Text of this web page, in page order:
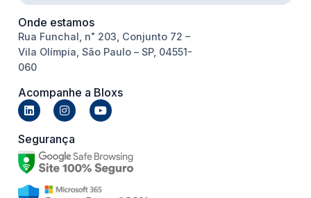
Onde estamos
Rua Funchal, n˚ 203, Conjunto 72 –
Vila Olímpia, São Paulo – SP, 04551-
060
Acompanhe a Bloxs
Segurança